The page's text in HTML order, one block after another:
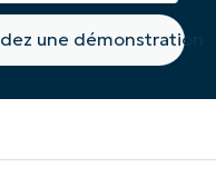
une démonstration